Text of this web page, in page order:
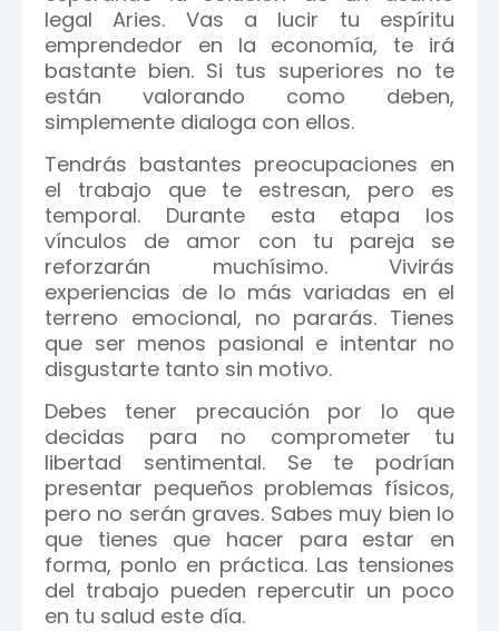
legal Aries. Vas a lucir tu espíritu
emprendedor en la economía, te irá
bastante bien. Si tus superiores no te
están valorando como deben,
simplemente dialoga con ellos.
Tendrás bastantes preocupaciones en
el trabajo que te estresan, pero es
temporal. Durante esta etapa los
vínculos de amor con tu pareja se
reforzarán muchísimo. Vivirás
experiencias de lo más variadas en el
terreno emocional, no pararás. Tienes
que ser menos pasional e intentar no
disgustarte tanto sin motivo.
Debes tener precaución por lo que
decidas para no comprometer tu
libertad sentimental. Se te podrían
presentar pequeños problemas físicos,
pero no serán graves. Sabes muy bien lo
que tienes que hacer para estar en
forma, ponlo en práctica. Las tensiones
del trabajo pueden repercutir un poco
en tu salud este día.